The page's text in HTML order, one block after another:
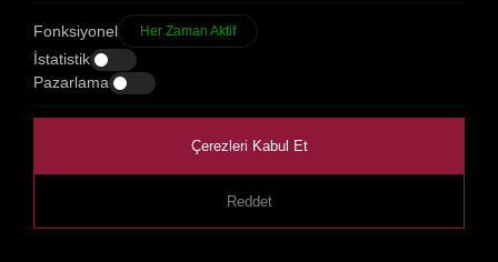
Dudullu Osb Mah. İmes Sanayi Sitesi
C blok. 307 Sokak No: 6 Ümraniye /
Fonksiyonel Her Zaman Aktif
İstatistik
Pazarlama
Çerezleri Kabul Et
Reddet